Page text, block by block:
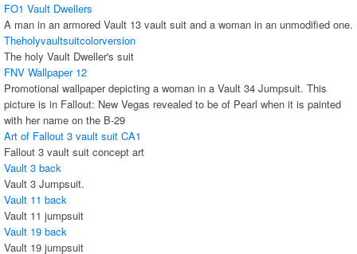
FO1 Vault Dwellers
A man in an armored Vault 13 vault suit and a woman in an unmodified one.
Theholyvaultsuitcolorversion
The holy Vault Dweller's suit
FNV Wallpaper 12
Promotional wallpaper depicting a woman in a Vault 34 Jumpsuit. This
picture is in Fallout: New Vegas revealed to be of Pearl when it is painted
with her name on the B-29
Art of Fallout 3 vault suit CA1
Fallout 3 vault suit concept art
Vault 3 back
Vault 3 Jumpsuit.
Vault 11 back
Vault 11 jumpsuit
Vault 19 back
Vault 19 jumpsuit